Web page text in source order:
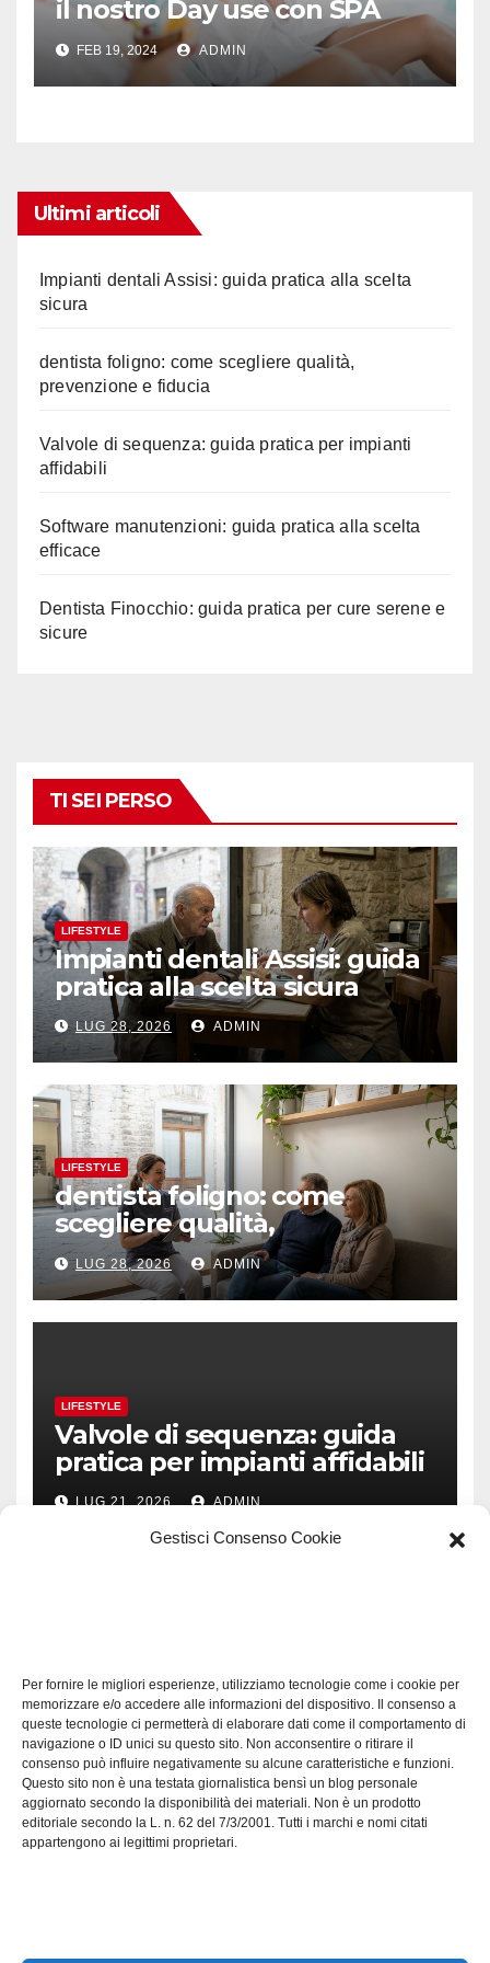
Gestisci Consenso Cookie
Per fornire le migliori esperienze, utilizziamo tecnologie come i cookie per
memorizzare e/o accedere alle informazioni del dispositivo. Il consenso a
queste tecnologie ci permetterà di elaborare dati come il comportamento di
navigazione o ID unici su questo sito. Non acconsentire o ritirare il
consenso può influire negativamente su alcune caratteristiche e funzioni.
Questo sito non è una testata giornalistica bensì un blog personale
aggiornato secondo la disponibilità dei materiali. Non è un prodotto
editoriale secondo la L. n. 62 del 7/3/2001. Tutti i marchi e nomi citati
appartengono ai legittimi proprietari.
il nostro Day use con SPA
privata e idromassaggio
FEB 19, 2024 ADMIN
Ultimi articoli
Impianti dentali Assisi: guida pratica alla scelta
sicura
dentista foligno: come scegliere qualità,
prevenzione e fiducia
Valvole di sequenza: guida pratica per impianti
affidabili
Software manutenzioni: guida pratica alla scelta
efficace
Dentista Finocchio: guida pratica per cure serene e
sicure
TI SEI PERSO
LIFESTYLE
Impianti dentali Assisi: guida
pratica alla scelta sicura
LUG 28, 2026 ADMIN
LIFESTYLE
dentista foligno: come
scegliere qualità,
prevenzione e fiducia
LUG 28, 2026 ADMIN
LIFESTYLE
Valvole di sequenza: guida
pratica per impianti affidabili
LUG 21, 2026 ADMIN
Software manutenzioni:
guida pratica alla scelta
efficace
LUG 17, 2026 ADMIN